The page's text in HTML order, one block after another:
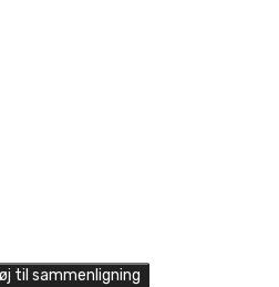
til sammenligning